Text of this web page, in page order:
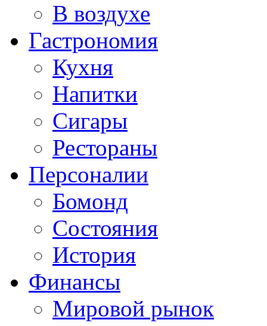
В воздухе
Гастрономия
Кухня
Напитки
Сигары
Рестораны
Персоналии
Бомонд
Состояния
История
Финансы
Мировой рынок